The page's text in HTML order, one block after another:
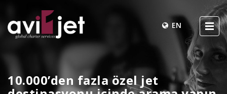
EN
10.000’den fazla özel jet